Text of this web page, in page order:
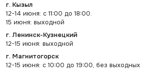
г. Кызыл
12-14 июня: с 11:00 до 18:00.
15 июня: выходной
г. Ленинск-Кузнецкий
12-15 июня: выходной
г. Магнитогорск
12-15 июня: с 10:00 до 19:00, без выходных